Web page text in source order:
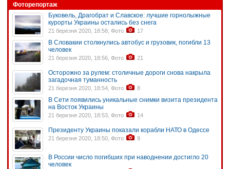
Фоторепортаж
Буковель, Драгобрат и Славское: лучшие горнолыжные
курорты Украины остались без снега
21 березня 2020, 18:58, Фото 17
В Словакии столкнулись автобус и грузовик, погибли 13
человек
21 березня 2020, 18:56, Фото 21
Осторожно за рулем: столичные дороги снова накрыла
загадочная туманность
21 березня 2020, 18:54, Фото 8
В Сети появились уникальные снимки визита президента
на Восток Украины
21 березня 2020, 18:53, Фото 14
Президенту Украины показали корабли НАТО в Одессе
21 березня 2020, 18:50, Фото 9
В России число погибших при наводнении достигло 20
человек